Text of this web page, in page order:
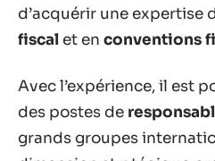
d’acquérir une expertise
fiscal et en conventions
Avec l’expérience, il est
des postes de
grands groupes